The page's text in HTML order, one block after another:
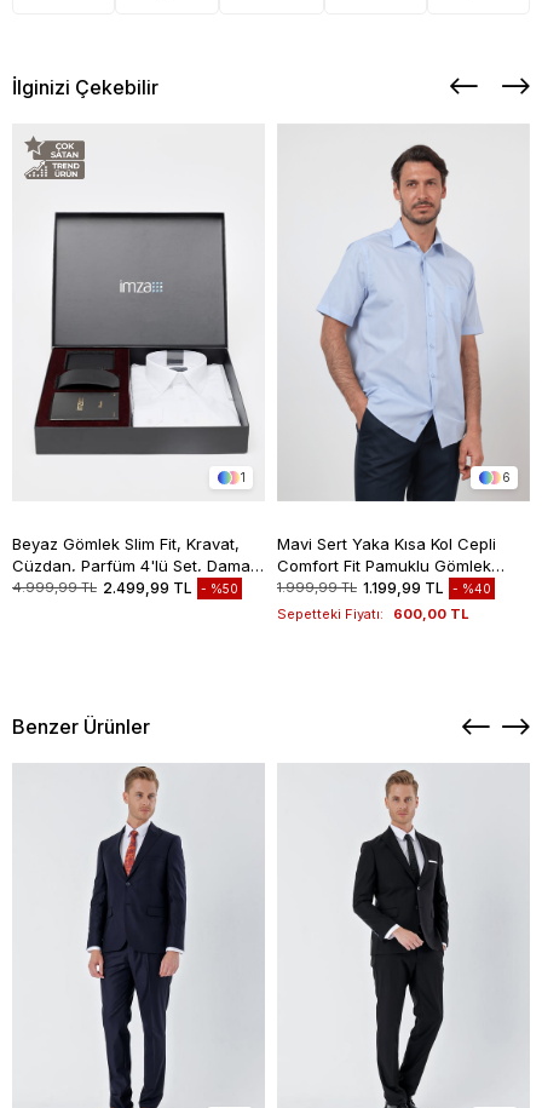
İlginizi Çekebilir
1
Beyaz Gömlek Slim Fit, Kravat,
Cüzdan, Parfüm 4'lü Set, Damat
Bohçası, Hediye Seti, Düğün Set
4.999,99 TL 2.499,99 TL %50
6
Mavi Sert Yaka Kısa Kol Cepli
Comfort Fit Pamuklu Gömlek
1004260258
1.999,99 TL 1.199,99 TL %40
Sepetteki Fiyatı: 600,00 TL
Benzer Ürünler